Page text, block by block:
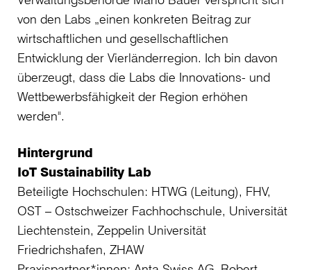
von den Labs „einen konkreten Beitrag zur
wirtschaftlichen und gesellschaftlichen
Entwicklung der Vierländerregion. Ich bin davon
überzeugt, dass die Labs die Innovations- und
Wettbewerbsfähigkeit der Region erhöhen
werden".
Hintergrund
IoT Sustainability Lab
Beteiligte Hochschulen: HTWG (Leitung), FHV,
OST – Ostschweizer Fachhochschule, Universität
Liechtenstein, Zeppelin Universität
Friedrichshafen, ZHAW